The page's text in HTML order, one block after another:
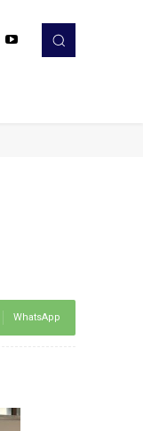
WhatsApp